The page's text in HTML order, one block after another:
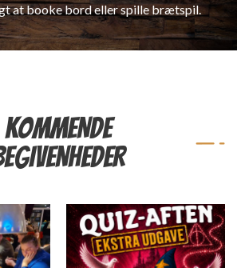
at booke bord eller spille brætspil.
KOMMENDE